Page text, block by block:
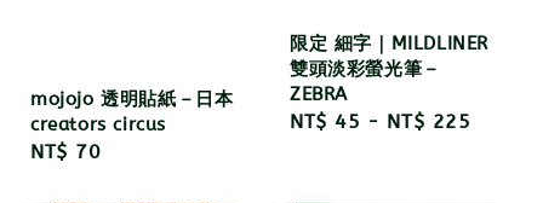
mojojo 透明貼紙－日本
creators circus
Regular
NT$ 70
限定 細字｜MILDLINER
雙頭淡彩螢光筆－
ZEBRA
Regular
NT$ 45 - NT$ 225